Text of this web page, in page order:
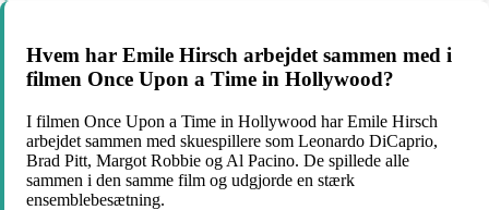
Hvem har Emile Hirsch arbejdet sammen med i
filmen Once Upon a Time in Hollywood?
I filmen Once Upon a Time in Hollywood har Emile Hirsch
arbejdet sammen med skuespillere som Leonardo DiCaprio,
Brad Pitt, Margot Robbie og Al Pacino. De spillede alle
sammen i den samme film og udgjorde en stærk
ensemblebesætning.